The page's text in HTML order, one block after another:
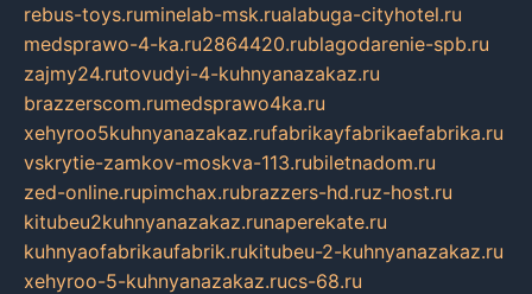
rebus-toys.ruminelab-msk.rualabuga-cityhotel.ru
medsprawo-4-ka.ru2864420.rublagodarenie-spb.ru
zajmy24.rutovudyi-4-kuhnyanazakaz.ru
brazzerscom.rumedsprawo4ka.ru
xehyroo5kuhnyanazakaz.rufabrikayfabrikaefabrika.ru
vskrytie-zamkov-moskva-113.rubiletnadom.ru
zed-online.rupimchax.rubrazzers-hd.ruz-host.ru
kitubeu2kuhnyanazakaz.runaperekate.ru
kuhnyaofabrikaufabrik.rukitubeu-2-kuhnyanazakaz.ru
xehyroo-5-kuhnyanazakaz.rucs-68.ru